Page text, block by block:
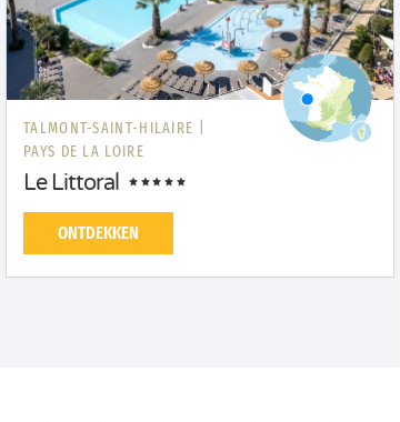
TALMONT-SAINT-HILAIRE |
PAYS DE LA LOIRE
Le Littoral
ONTDEKKEN